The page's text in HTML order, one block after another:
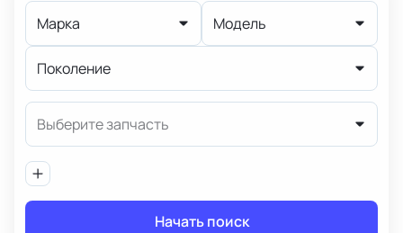
Марка Модель
Поколение
Выберите запчасть
Начать поиск